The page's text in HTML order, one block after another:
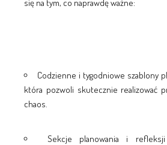
się na tym, co naprawdę ważne:
Codzienne i tygodniowe szablony
która pozwoli skutecznie realizować
chaos.
Sekcje planowania i